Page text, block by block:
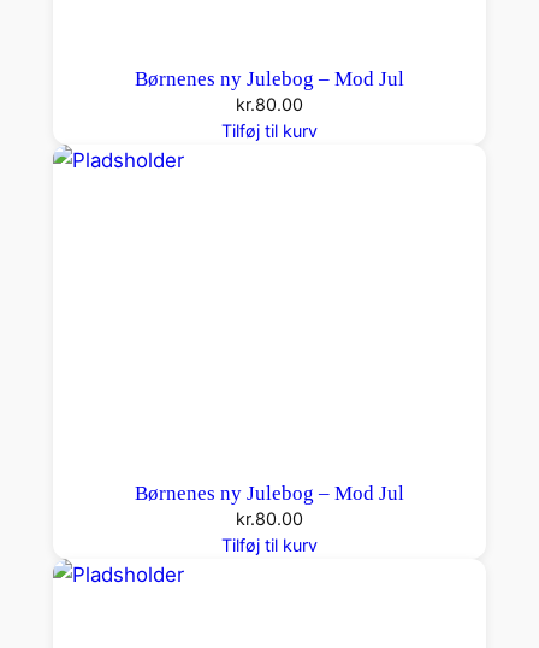
Børnenes ny Julebog – Mod Jul
kr.80.00
Tilføj til kurv
Børnenes ny Julebog – Mod Jul
kr.80.00
Tilføj til kurv